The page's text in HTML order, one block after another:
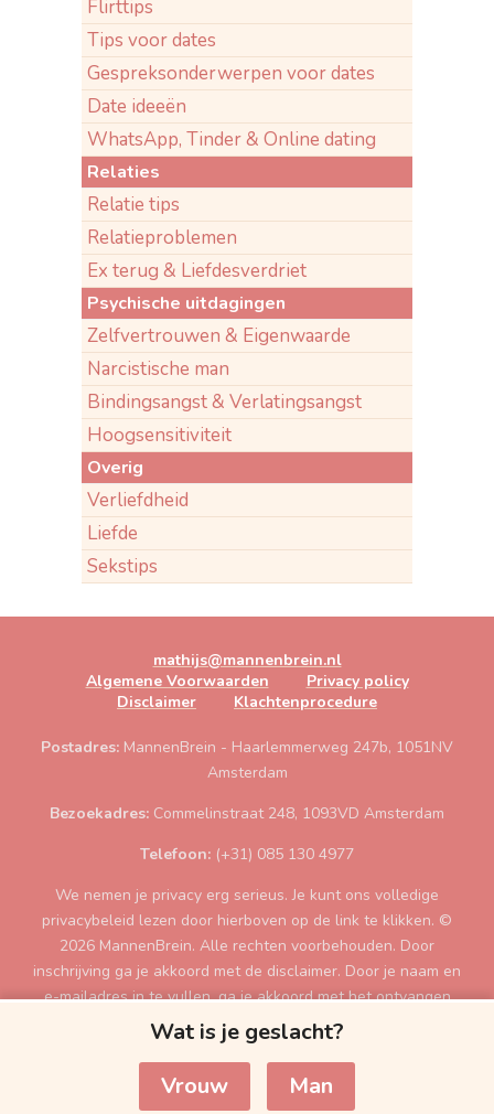
Flirttips
Tips voor dates
Gespreksonderwerpen voor dates
Date ideeën
WhatsApp, Tinder & Online dating
Relaties
Relatie tips
Relatieproblemen
Ex terug & Liefdesverdriet
Psychische uitdagingen
Zelfvertrouwen & Eigenwaarde
Narcistische man
Bindingsangst & Verlatingsangst
Hoogsensitiviteit
Overig
Verliefdheid
Liefde
Sekstips
mathijs@mannenbrein.nl
Algemene Voorwaarden
Privacy policy
Disclaimer
Klachtenprocedure
Postadres: MannenBrein - Haarlemmerweg 247b, 1051NV
Amsterdam
Bezoekadres: Commelinstraat 248, 1093VD Amsterdam
Telefoon: (+31) 085 130 4977
We nemen je privacy erg serieus. Je kunt ons volledige
privacybeleid lezen door hierboven op de link te klikken. ©
2026 MannenBrein. Alle rechten voorbehouden. Door
inschrijving ga je akkoord met de disclaimer. Door je naam en
e-mailadres in te vullen, ga je akkoord met het ontvangen
van de gratis tips per e-mail. Je moet minimaal 18 jaar zijn
voor de inschrijving. Als je contact zoekt kan je ons mailen
op mathijs@MannenBrein.nl
Wat is je geslacht?
Vrouw
Man